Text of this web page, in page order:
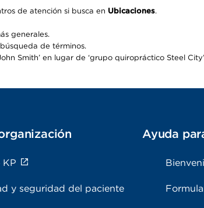
de atención si busca en Ubicaciones.
generales.
de términos.
Smith’ en lugar de ‘grupo quiropráctico Steel
KP
y seguridad del paciente
Ayuda